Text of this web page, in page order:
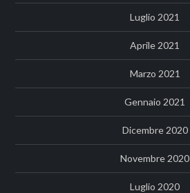
Luglio 2021
Aprile 2021
Marzo 2021
Gennaio 2021
Dicembre 2020
Novembre 2020
Luglio 2020